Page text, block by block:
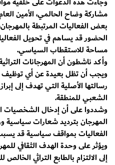
مشاركة وضاح الحالمي، الأمين
بعض الفعاليات المرتبطة
الحضور قد يساهم في تحويل
مساحة للاستقطاب السياسي.
وأكد ناشطون أن المهرجانات التراثية
ويجب أن تظل بعيدة عن أي توظيف
رسالتها الأصلية التي تهدف إلى
الشعبي للمنطقة.
وشددوا على أن إدخال الشخصيات
المهرجان بترديد شعارات سياسية
الفعاليات بمواقف سياسية قد
ويؤثر على وحدة الهدف الثقافي
إلى الالتزام بالطابع التراثي الخالص